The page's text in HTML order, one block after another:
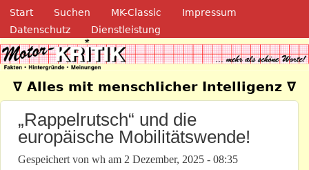
Direkt zum Inhalt
Navigation
Start Suchen MK-Classic
Impressum
Datenschutz
Dienstleistung
Motor-Kritik.de
∇ Alles mit menschlicher Intelligenz ∇
„Rappelrutsch“ und die
europäische Mobilitätswende!
Gespeichert von wh am 2 Dezember, 2025 - 08:35